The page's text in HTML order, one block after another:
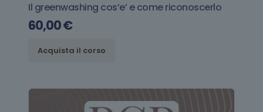
Il greenwashing cos’e’ e come riconoscerlo
60,00€
Acquista il corso